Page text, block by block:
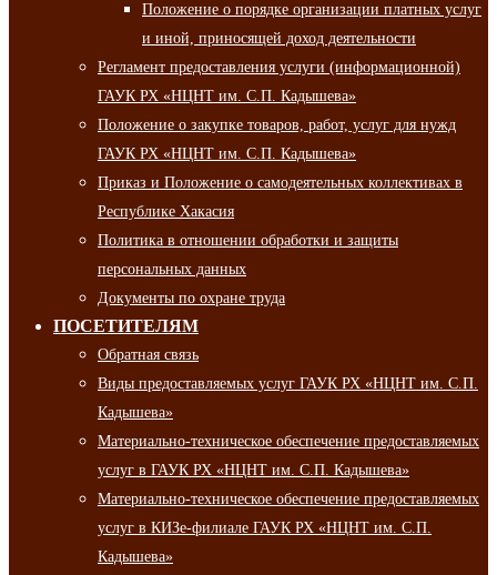
Положение о порядке организации платных услуг
и иной, приносящей доход деятельности
Регламент предоставления услуги (информационной)
ГАУК РХ «НЦНТ им. С.П. Кадышева»
Положение о закупке товаров, работ, услуг для нужд
ГАУК РХ «НЦНТ им. С.П. Кадышева»
Приказ и Положение о самодеятельных коллективах в
Республике Хакасия
Политика в отношении обработки и защиты
персональных данных
Документы по охране труда
ПОСЕТИТЕЛЯМ
Обратная связь
Виды предоставляемых услуг ГАУК РХ «НЦНТ им. С.П.
Кадышева»
Материально-техническое обеспечение предоставляемых
услуг в ГАУК РХ «НЦНТ им. С.П. Кадышева»
Материально-техническое обеспечение предоставляемых
услуг в КИЗе-филиале ГАУК РХ «НЦНТ им. С.П.
Кадышева»